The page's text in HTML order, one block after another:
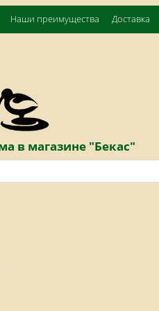
Наши преимущества Доставка
в магазине "Бекас"